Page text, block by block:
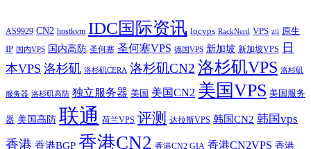
AS9929 CN2 hostkvm IDC国际资讯 locvps RackNerd VPS zji 原生
IP 国内VPS 国内高防 圣何塞 圣何塞VPS 德国VPS 新加坡 新加坡VPS
日
本VPS 洛杉矶 洛杉矶CERA 洛杉矶CN2 洛杉矶VPS 洛杉矶
服务器 洛杉矶高防 独立服务器 美国 美国CN2 美国VPS 美国服务
器 美国高防 联通 荷兰VPS 评测 达拉斯VPS 韩国CN2 韩国vps
香港 香港BGP 香港CN2 香港CN2 GIA 香港CN2VPS 香港